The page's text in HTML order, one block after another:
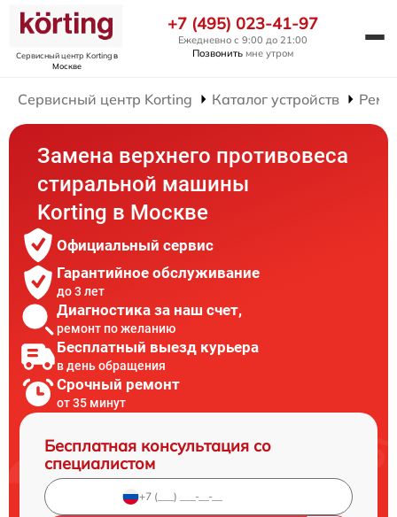
Сервисный центр Kortingв
Москве
+7 (495) 023-41-97
Ежедневно с 9:00 до 21:00
Позвонить мне утром
Сервисный центр Korting Каталог устройств
Замена верхнего противовеса
стиральной машины
Korting в Москве
Официальный сервис
Гарантийное обслуживание
до 3 лет
Диагностика за наш счет,
ремонт по желанию
Бесплатный выезд курьера
в день обращения
Срочный ремонт
от 35 минут
Бесплатная консультация со
специалистом